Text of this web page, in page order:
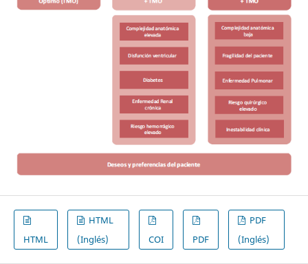
HTML
HTML
(Inglés)
COI PDF
PDF
(Inglés)